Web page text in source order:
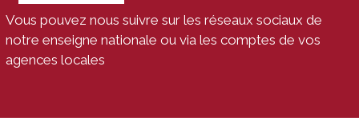
Vous pouvez nous suivre sur les réseaux sociaux de
notre enseigne nationale ou via les comptes de vos
agences locales